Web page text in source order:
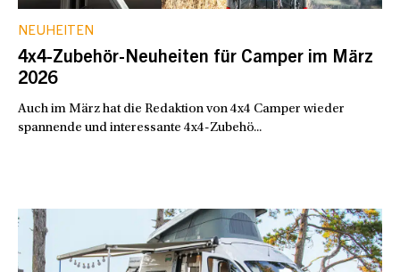
NEUHEITEN
4x4-Zubehör-Neuheiten für Camper im März
2026
Auch im März hat die Redaktion von 4x4 Camper wieder
spannende und interessante 4x4-Zubehö...